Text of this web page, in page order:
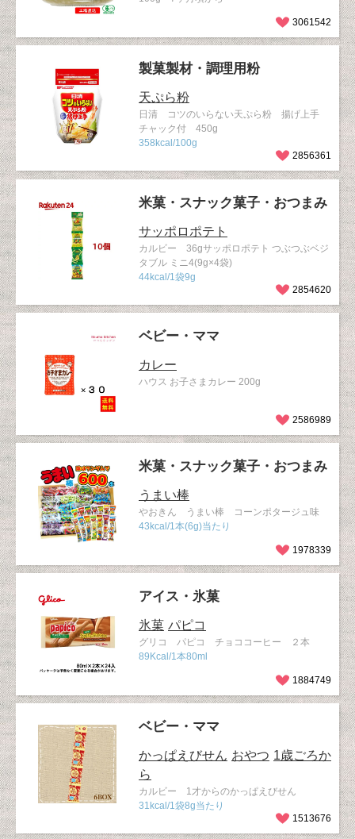
3061542
製菓製材・調理用粉
天ぷら粉
日清 コツのいらない天ぷら粉 揚げ上手
チャック付 450g
358kcal/100g
2856361
米菓・スナック菓子・おつまみ
サッポロポテト
カルビー 36gサッポロポテト つぶつぶベジ
タブル ミニ4(9g×4袋)
44kcal/1袋9g
2854620
ベビー・ママ
カレー
ハウス お子さまカレー 200g
2586989
米菓・スナック菓子・おつまみ
うまい棒
やおきん うまい棒 コーンポタージュ味
43kcal/1本(6g)当たり
1978339
アイス・氷菓
氷菓 パピコ
グリコ パピコ チョココーヒー ２本
89Kcal/1本80ml
1884749
ベビー・ママ
かっぱえびせん おやつ 1歳ごろか
ら
カルビー 1才からのかっぱえびせん
31kcal/1袋8g当たり
1513676